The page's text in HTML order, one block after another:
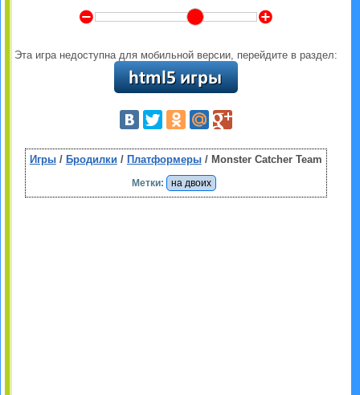
Y Z
Эта игра недоступна для мобильной версии, перейдите в раздел:
Игры/ Бродилки / Платформеры/ Monster Catcher Team
Метки: на двоих